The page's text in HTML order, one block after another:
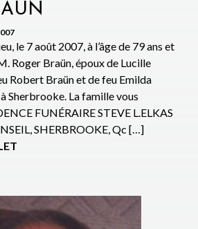
le 7 août 2007, à l’âge de 79 ans et
Roger Braün, époux de Lucille
Robert Braün et de feu Emilda
Sherbrooke. La famille vous
FUNÉRAIRE STEVE L.ELKAS
SHERBROOKE, Qc […]